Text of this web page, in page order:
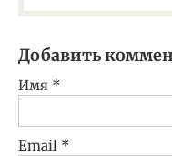
Добавить
Имя *
Email *